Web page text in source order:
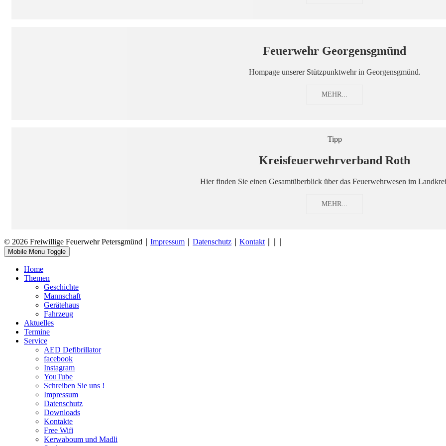
Feuerwehr Georgensgmünd
Hompage unserer Stützpunktwehr in Georgensgmünd.
MEHR...
Tipp
Kreisfeuerwehrverband Roth
Hier finden Sie einen Gesamtüberblick über das Feuerwehrwesen im
MEHR...
© 2026 Freiwillige Feuerwehr Petersgmünd ∣ Impressum Datenschutz Kontakt
Mobile Menu Toggle
Home
Themen
Geschichte
Mannschaft
Gerätehaus
Fahrzeug
Aktuelles
Termine
Service
AED Defibrillator
facebook
Instagram
YouTube
Schreiben Sie uns !
Impressum
Datenschutz
Downloads
Kontakte
Free Wifi
Kerwaboum und Madli